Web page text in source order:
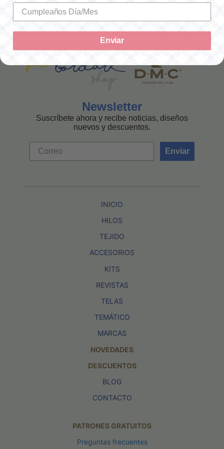
MEXICANA
Newsletter
Suscríbete ahora y recibe noticias, diseños
nuevos y descuentos.
Enviar
INICIO
HILOS
TEJIDO
ACCESORIOS
KITS
REVISTAS
TELAS
TEMÁTICO
MARCAS
NOVEDADES
DESCUENTOS
BLOG
CONTACTO
PATRONES GRATUITOS
Preguntas frecuentes
Enviar